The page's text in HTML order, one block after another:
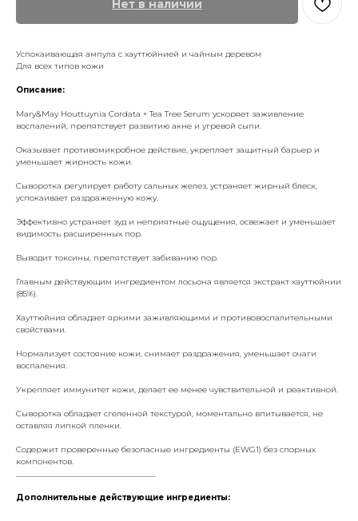
Нет в наличии
Успокаивающая ампула с хауттюйнией и чайным деревом
Для всех типов кожи
Описание:
Mary&May Houttuynia Cordata + Tea Tree Serum ускоряет заживление
воспалений, препятствует развитию акне и угревой сыпи.
Оказывает противомикробное действие, укрепляет защитный барьер и
уменьшает жирность кожи.
Сыворотка регулирует работу сальных желез, устраняет жирный блеск,
успокаивает раздраженную кожу.
Эффективно устраняет зуд и неприятные ощущения, освежает и уменьшает
видимость расширенных пор.
Выводит токсины, препятствует забиванию пор.
Главным действующим ингредиентом лосьона является экстракт хауттюйнии
(85%).
Хауттюйния обладает яркими заживляющими и противовоспалительными
свойствами.
Нормализует состояние кожи, снимает раздражения, уменьшает очаги
воспаления.
Укрепляет иммунитет кожи, делает ее менее чувствительной и реактивной.
Сыворотка обладает сгеленной текстурой, моментально впитывается, не
оставляя липкой пленки.
Содержит проверенные безопасные ингредиенты (EWG1) без спорных
компонентов.
Дополнительные действующие ингредиенты: